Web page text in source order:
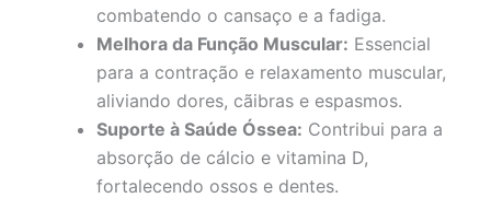
combatendo o cansaço e a fadiga.
Melhora da Função Muscular: Essencial
para a contração e relaxamento muscular,
aliviando dores, cãibras e espasmos.
Suporte à Saúde Óssea: Contribui para a
absorção de cálcio e vitamina D,
fortalecendo ossos e dentes.